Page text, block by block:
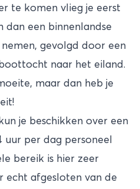
te komen vlieg je eerst
dan een binnenlandse
gevolgd door een
naar het eiland.
maar dan heb je
je beschikken over een
per dag personeel
bereik is hier zeer
echt afgesloten van de